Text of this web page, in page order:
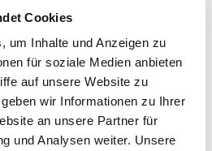
Cookies
um Inhalte und Anzeigen zu
für soziale Medien anbieten
auf unsere Website zu
wir Informationen zu Ihrer
an unsere Partner für
und Analysen weiter. Unsere